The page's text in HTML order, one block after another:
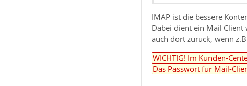
IMAP ist die bessere
Dabei dient ein Mail
auch dort zurück, wenn
WICHTIG! Im Kunden-
Das Passwort für Mail-